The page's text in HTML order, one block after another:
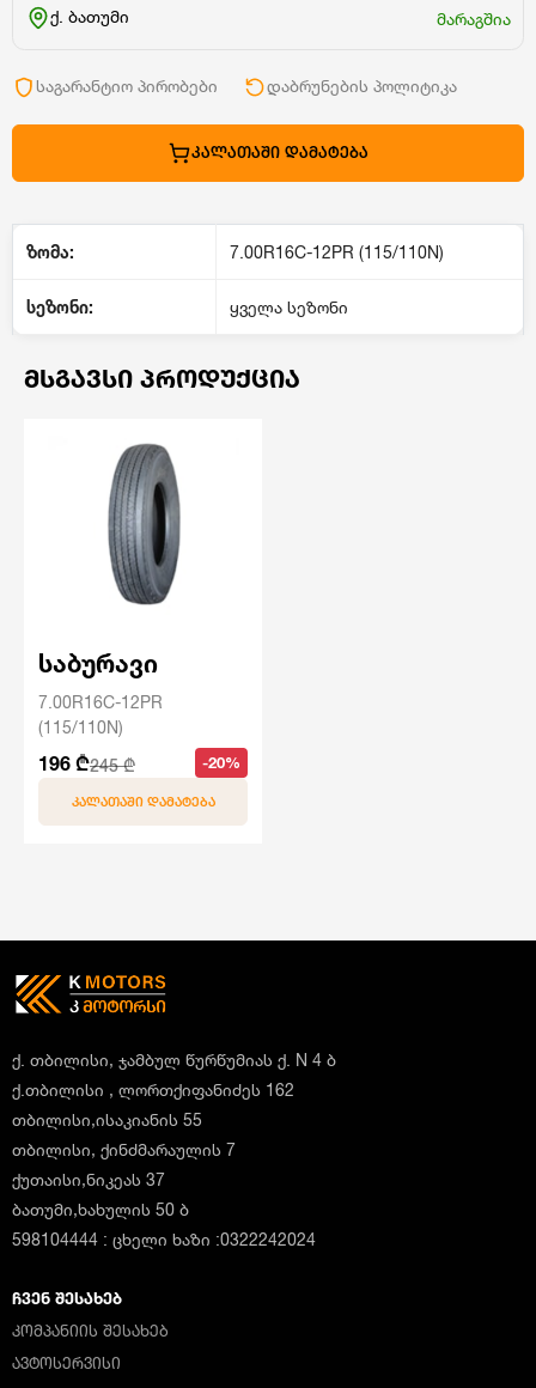
ქ. ბათუმი
მარაგშია
საგარანტიო პირობები დაბრუნების პოლიტიკა
ᲙᲐᲚᲐᲗᲐᲨᲘ ᲓᲐᲛᲐᲢᲔᲑᲐ
ზომა: 7.00R16C-12PR (115/110N)
სეზონი: ყველა სეზონი
ᲛᲡᲒᲐᲕᲡᲘ ᲞᲠᲝᲓᲣᲥᲪᲘᲐ
საბურავი
7.00R16C-12PR
(115/110N)
196 ₾245 ₾ -20%
ᲙᲐᲚᲐᲗᲐᲨᲘ ᲓᲐᲛᲐᲢᲔᲑᲐ
ქ. თბილისი, ჯამბულ წურწუმიას ქ. N 4 ბ
ქ.თბილისი , ლორთქიფანიძეს 162
თბილისი,ისაკიანის 55
თბილისი, ქინძმარაულის 7
ქუთაისი,ნიკეას 37
ბათუმი,ხახულის 50 ბ
598104444 : ცხელი ხაზი :0322242024
ᲩᲕᲔᲜ ᲨᲔᲡᲐᲮᲔᲑ
ᲙᲝᲛᲞᲐᲜᲘᲘᲡ ᲨᲔᲡᲐᲮᲔᲑ
ᲐᲕᲢᲝᲡᲔᲠᲕᲘᲡᲘ